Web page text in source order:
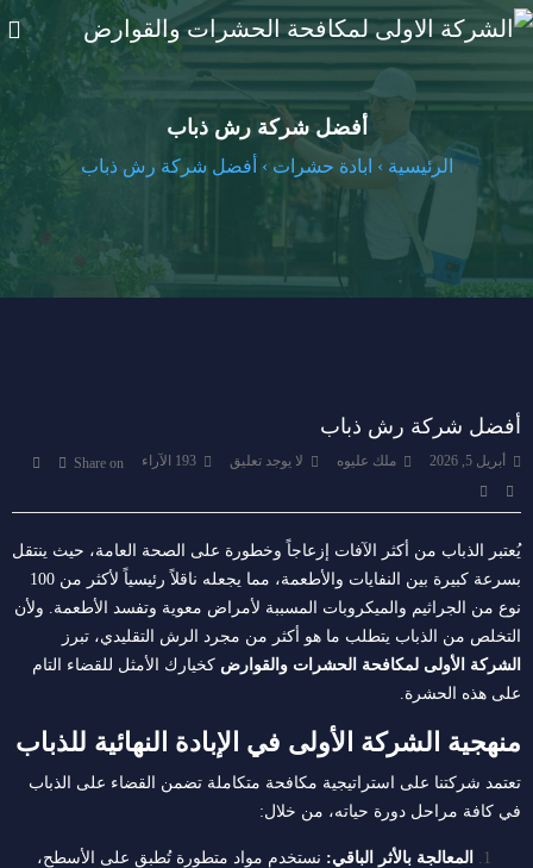
أفضل شركة رش ذباب
الرئيسية › ابادة حشرات › أفضل شركة رش ذباب
أفضل شركة رش ذباب
أبريل 5, 2026 ملك عليوه لا يوجد تعليق الآراء Share on
يُعتبر الذباب من أكثر الآفات إزعاجاً وخطورة على الصحة العامة، حيث ينتقل
بسرعة كبيرة بين النفايات والأطعمة، مما يجعله ناقلاً رئيسياً لأكثر من 100
نوع من الجراثيم والميكروبات المسببة لأمراض معوية وتفسد الأطعمة. ولأن
التخلص من الذباب يتطلب ما هو أكثر من مجرد الرش التقليدي، تبرز
الشركة الأولى لمكافحة الحشرات والقوارض كخيارك الأمثل للقضاء التام
على هذه الحشرة.
منهجية الشركة الأولى في الإبادة النهائية للذباب
تعتمد شركتنا على استراتيجية مكافحة متكاملة تضمن القضاء على الذباب
في كافة مراحل دورة حياته، من خلال:
المعالجة بالأثر الباقي: نستخدم مواد متطورة تُطبق على الأسطح،